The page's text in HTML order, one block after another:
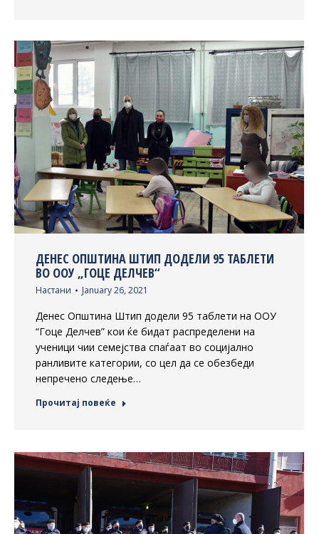
ДЕНЕС ОПШТИНА ШТИП ДОДЕЛИ 95 ТАБЛЕТИ
ВО ООУ „ГОЦЕ ДЕЛЧЕВ“
Настани January 26, 2021
Денес Општина Штип додели 95 таблети на ООУ
“Гоце Делчев” кои ќе бидат распределени на
ученици чии семејства спаѓаат во социјално
ранливите категории, со цел да се обезбеди
непречено следење…
Прочитај повеќе